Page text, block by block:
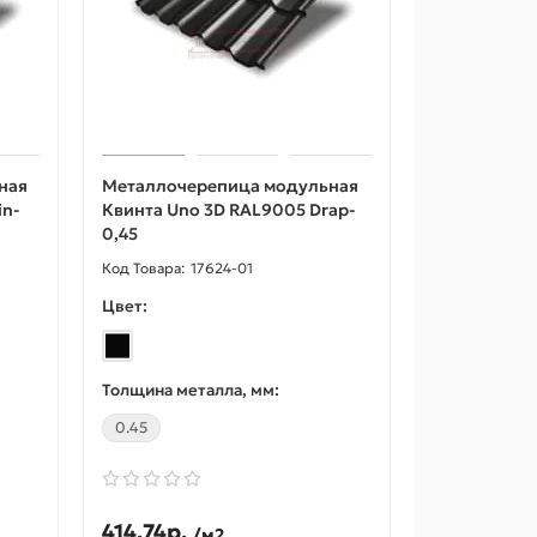
Купить в 1 клик
Металлочерепица модульная
Квинта Uno 3D RAL9005 Drap-
0,45
17624-01
Цвет:
Толщина металла, мм:
0.45